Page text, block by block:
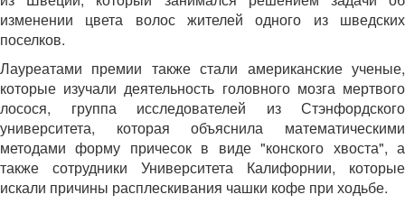
изменении цвета волос жителей одного из шведских
поселков.
Лауреатами премии также стали американские ученые,
которые изучали деятельность головного мозга мертвого
лосося, группа исследователей из Стэнфордского
университета, которая объяснила математическими
методами форму причесок в виде "конского хвоста", а
также сотрудники Университета Калифорнии, которые
искали причины расплескивания чашки кофе при ходьбе.